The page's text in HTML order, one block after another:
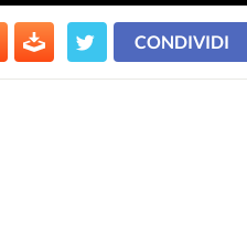
CONDIVIDI